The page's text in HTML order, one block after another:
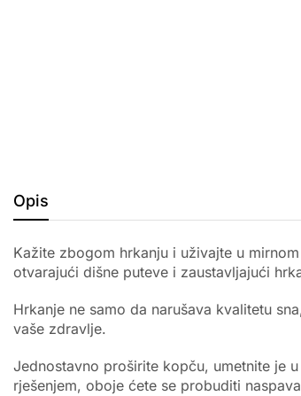
Opis
Kažite zbogom hrkanju i uživajte u
otvarajući dišne puteve i zaustavljajući
Hrkanje ne samo da narušava kvalitetu
vaše zdravlje.
Jednostavno proširite kopču, umetnite je
rješenjem, oboje ćete se probuditi